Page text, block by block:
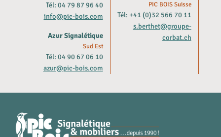
Tél: 04 79 87 96 40
info@pic-bois.com
Azur Signalétique
Sud Est
Tél: 04 90 67 06 10
azur@pic-bois.com
PIC BOIS Suisse
Tél: +41 (0)32 566 70 11
s.berthet@groupe-
corbat.ch